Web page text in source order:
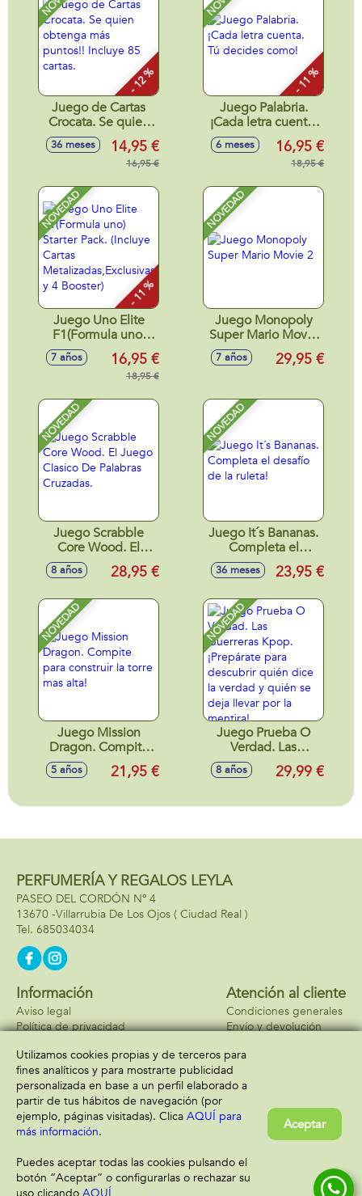
- 12 %
Juego de Cartas
Crocata. Se quien
obtenga más
puntos!! Incluye 85
36 meses 14,95 €
16,95 €
- 11 %
Juego Palabria.
¡Cada letra cuenta.
Tú decides como!
6 meses 16,95 €
18,95 €
NOVEDAD
- 11 %
Juego Uno Elite
F1(Formula uno)
Starter Pack.
(Incluye Cartas
Metalizadas,Exclusivas
7 años 16,95 €
18,95 €
NOVEDAD
Juego Monopoly
Super Mario Movie
7 años 29,95 €
NOVEDAD
Juego Scrabble
Core Wood. El
Juego Clasico De
Palabras Cruzadas.
8 años 28,95 €
NOVEDAD
Juego It´s Bananas.
Completa el
desafío de la ruleta!
36 meses 23,95 €
NOVEDAD
Juego Mission
Dragon. Compite
para construir la
torre mas alta!
5 años 21,95 €
NOVEDAD
Juego Prueba O
Verdad. Las
Guerreras Kpop.
¡Prepárate para
dice la verdad y
por la mentira!
8 años 29,99 €
PERFUMERÍA Y REGALOS LEYLA
PASEO DEL CORDÓN Nº 4
13670 -Villarrubia De Los Ojos ( Ciudad Real )
685034034
Información
Aviso legal
Política de privacidad
Atención al cliente
Condiciones generales
Envío y devolución
Formas de pago
Utilizamos cookies propias y de terceros para
fines analíticos y para mostrarte publicidad
personalizada en base a un perfil elaborado a
partir de tus hábitos de navegación (por
ejemplo, páginas visitadas). Clica AQUÍ para
más información.
Puedes aceptar todas las cookies pulsando el
botón “Aceptar” o configurarlas o rechazar su
Aceptar